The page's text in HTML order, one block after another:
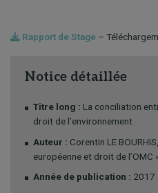
Rapport de Stage –
Notice détaillée
Titre long : La conciliation
droit de l’environnement
Auteur : Corentin LE
européenne et droit de l’OMC
Année de publication : 2017